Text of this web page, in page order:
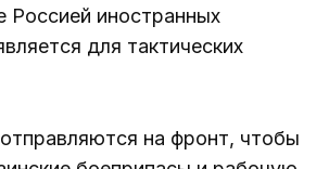
Россией иностранных
для тактических
на фронт, чтобы